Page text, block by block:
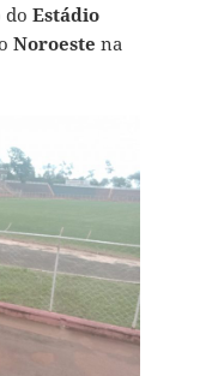
do Estádio
Noroeste na